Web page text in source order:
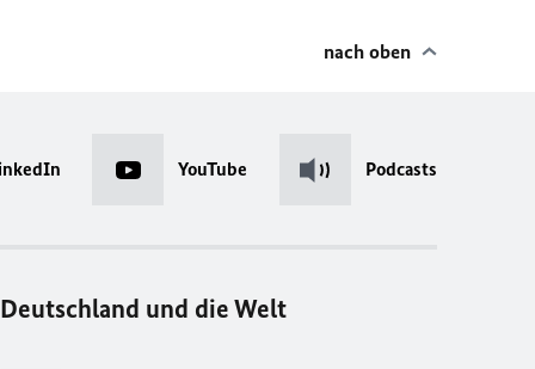
nach oben
YouTube Podcasts
Deutschland und die Welt